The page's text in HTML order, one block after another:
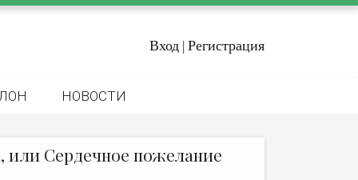
Вход | Регистрация
НОВОСТИ
или Сердечное пожелание